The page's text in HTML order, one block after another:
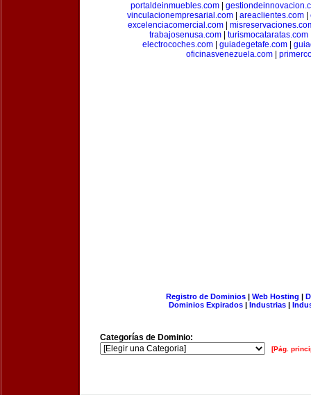
portaldeinmuebles.com
vinculacionempresarial.com
areaclientes.com
excelenciacomercial.com|
trabajosenusa.com| turismocataratas.com
electrocoches.com
guiadegetafe.com
oficinasvenezuela.com
Registro de Dominios| Web Hosting |
Dominios Expirados | Industrias |
Categorías de Dominio:
[Pág.